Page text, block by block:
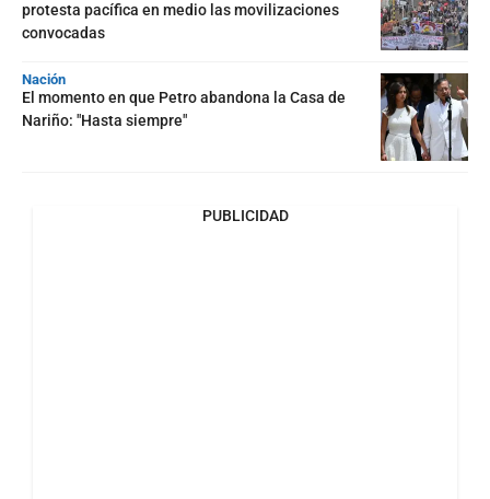
protesta pacífica en medio las movilizaciones
convocadas
Nación
El momento en que Petro abandona la Casa de
Nariño: "Hasta siempre"
PUBLICIDAD